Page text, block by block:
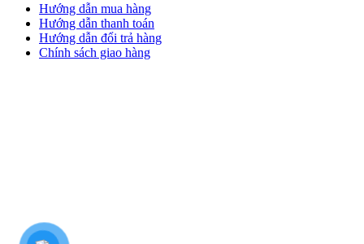
Hướng dẫn mua hàng
Hướng dẫn thanh toán
Hướng dẫn đổi trả hàng
Chính sách giao hàng